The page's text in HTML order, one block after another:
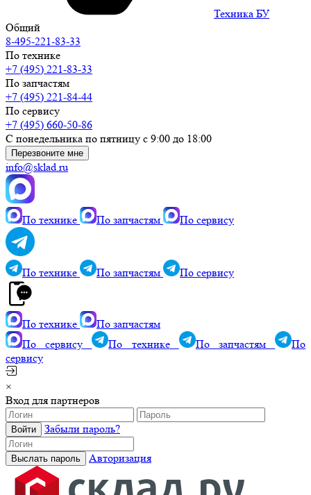
Техника БУ
Общий
8-495-221-83-33
По технике
+7 (495) 221-83-33
По запчастям
+7 (495) 221-84-44
По сервису
+7 (495) 660-50-86
С понедельника по пятницу с 9:00 до 18:00
Перезвоните мне
info@sklad.ru
По технике По запчастям По сервису
По технике По запчастям По сервису
По технике
По запчастям
По сервису
По технике По запчастям
По
сервису
×
Вход для партнеров
Забыли пароль?
Авторизация